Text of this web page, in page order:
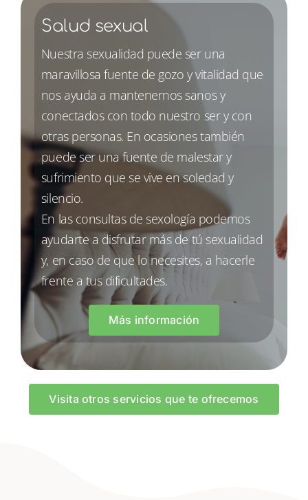
Salud sexual
Nuestra sexualidad puede ser una
maravillosa fuente de gozo y vitalidad que
nos ayuda a mantenernos sanos y
conectados con todo nuestro ser y con
otras personas. En ocasiones también
puede ser una fuente de malestar y
sufrimiento que se vive en soledad y
silencio.
En las consultas de sexología podemos
ayudarte a disfrutar más de tú sexualidad
y, en caso de que lo necesites, a hacerle
frente a tus dificultades.
Más información
Visita otros servicios que te ofrecemos